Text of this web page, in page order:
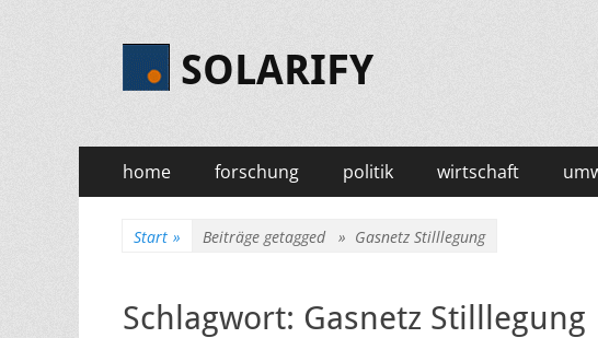
SOLARIFY
Primäres
Menü
Zum
Inhalt
home forschung politik wirtschaft
Start » Beiträge getagged » Gasnetz Stilllegung
Schlagwort: Gasnetz Stilllegung